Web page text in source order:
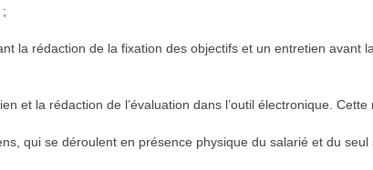
la rédaction de la fixation des objectifs et un entretien avant
et la rédaction de l’évaluation dans l’outil électronique.
qui se déroulent en présence physique du salarié et du